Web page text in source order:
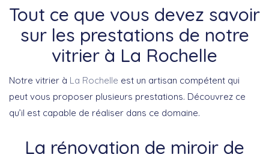
Tout ce que vous devez savoir
sur les prestations de notre
vitrier à La Rochelle
Notre vitrier à La Rochelle est un artisan compétent qui
peut vous proposer plusieurs prestations. Découvrez ce
qu’il est capable de réaliser dans ce domaine.
La rénovation de miroir de